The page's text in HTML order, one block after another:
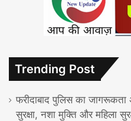
Trending Post
फरीदाबाद पुलिस का जागरूकता
सुरक्षा, नशा मुक्ति और महिला